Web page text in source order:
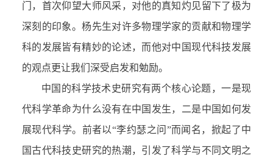
门，首次仰望大师风采，对他的真知灼见留下了极为
深刻的印象。杨先生对许多物理学家的贡献和物理学
科的发展皆有精妙的论述，而他对中国现代科技发展
的观点更让我们深受启发和勉励。
中国的科学技术史研究有两个核心论题，一是现
代科学革命为什么没有在中国发生，二是中国如何发
展现代科学。前者以“李约瑟之问”而闻名，掀起了中
国古代科技史研究的热潮，引发了科学与不同文明之